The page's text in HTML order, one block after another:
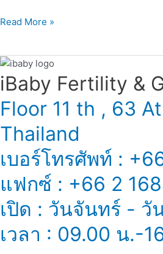
Read More »
iBaby Fertility &
Floor 11 th , 63
Thailand
เบอร์โทรศัพท์ :
แฟกซ์ : +66 2
เปิด : วันจันทร์ - วั
เวลา : 09.00 น.-